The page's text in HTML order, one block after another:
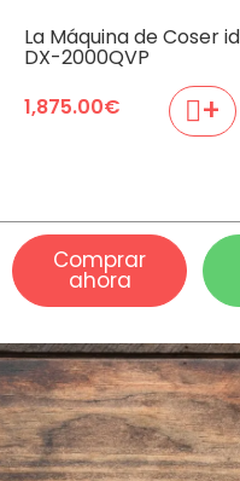
La Máquina de Coser
DX-2000QVP
1,875.00€ +
Comprar
ahora